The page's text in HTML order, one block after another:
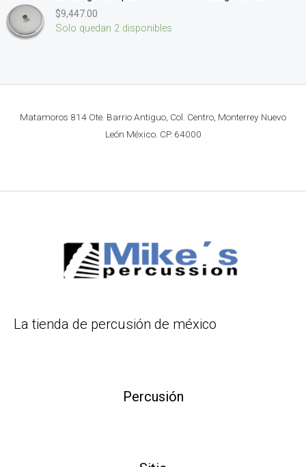
$9,447.00
Solo quedan 2 disponibles
Matamoros 814 Ote. Barrio Antiguo, Col. Centro, Monterrey Nuevo
León México. CP. 64000
La tienda de percusión de méxico
Percusión